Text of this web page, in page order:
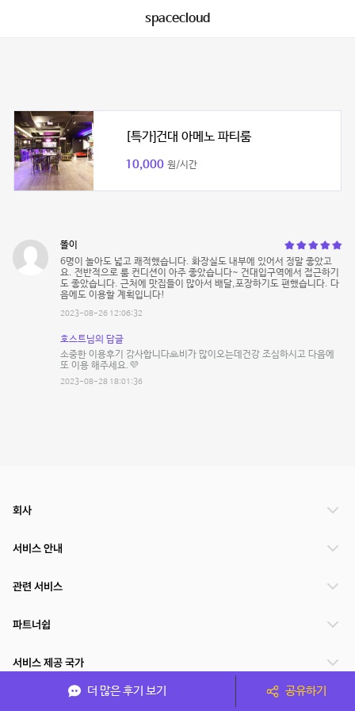
spacecloud
[특가]건대 아메노 파티룸
10,000 원/시간
똘이
6명이 놀아도 넓고 쾌적했습니다. 화장실도 내부에 있어서 정말 좋았고
요. 전반적으로 룸 컨디션이 아주 좋았습니다~ 건대입구역에서 접근하기
도 좋았습니다. 근처에 맛집들이 많아서 배달,포장하기도 편했습니다. 다
음에도 이용할 계획입니다!
2023-08-26 12:06:32
호스트님의 답글
소중한 이용후기 감사합니다🙏비가 많이오는데건강 조심하시고 다음에
또 이용 해주세요.💜
2023-08-28 18:01:36
더 많은 후기 보기 공유하기
회사
서비스 안내
관련 서비스
파트너쉽
서비스 제공 국가